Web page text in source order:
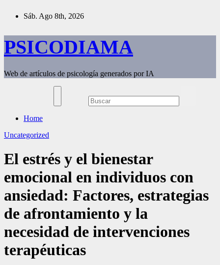
Sáb. Ago 8th, 2026
PSICODIAMA
Web de artículos de psicología generados por IA
Home
Uncategorized
El estrés y el bienestar
emocional en individuos con
ansiedad: Factores, estrategias
de afrontamiento y la
necesidad de intervenciones
terapéuticas